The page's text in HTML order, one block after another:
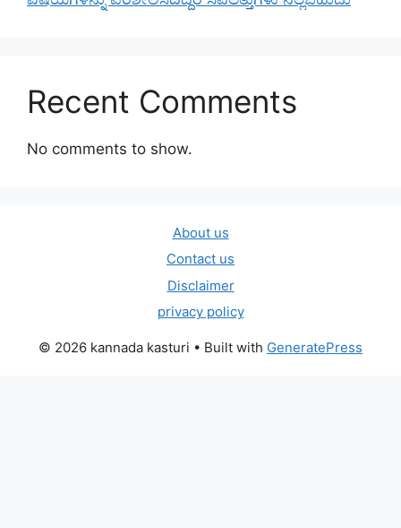
Recent Comments
No comments to show.
About us
Contact us
Disclaimer
privacy policy
© 2026 kannada kasturi • Built with GeneratePress